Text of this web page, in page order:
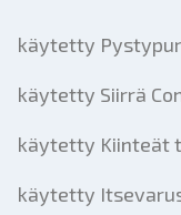
käytetty
käytetty Siirrä
käytetty Kiinteät
käytetty